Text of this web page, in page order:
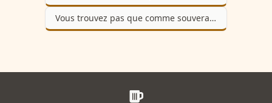
Vous trouvez pas que comme souverain je fais quand même partie des souples